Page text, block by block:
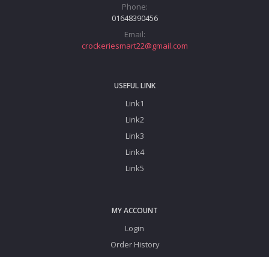
Phone:
01648390456
Email:
crockeriesmart22@gmail.com
USEFUL LINK
Link1
Link2
Link3
Link4
Link5
MY ACCOUNT
Login
Order History